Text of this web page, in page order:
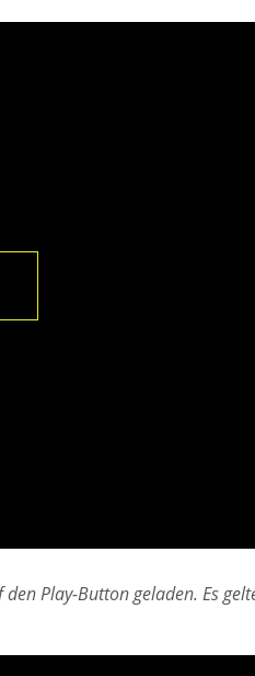
Play-Button geladen. Es